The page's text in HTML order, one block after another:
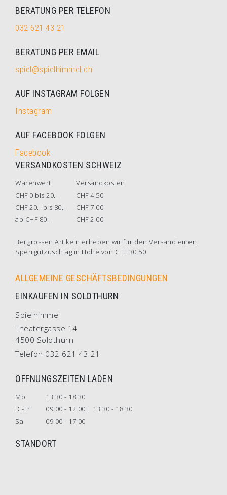
BERATUNG PER TELEFON
032 621 43 21
BERATUNG PER EMAIL
spiel@spielhimmel.ch
AUF INSTAGRAM FOLGEN
Instagram
AUF FACEBOOK FOLGEN
Facebook
VERSANDKOSTEN SCHWEIZ
Warenwert
Versandkosten
CHF 0 bis 20.-
CHF 4.50
CHF 20.- bis 80.-
CHF 7.00
ab CHF 80.-
CHF 2.00
Bei grossen Artikeln erheben wir für den Versand einen
Sperrgutzuschlag in Höhe von CHF 30.50
ALLGEMEINE GESCHÄFTSBEDINGUNGEN
EINKAUFEN IN SOLOTHURN
Spielhimmel
Theatergasse 14
4500 Solothurn
Telefon 032 621 43 21
ÖFFNUNGSZEITEN LADEN
Mo
13:30 - 18:30
Di-Fr
09:00 - 12:00 | 13:30 - 18:30
Sa
09:00 - 17:00
STANDORT